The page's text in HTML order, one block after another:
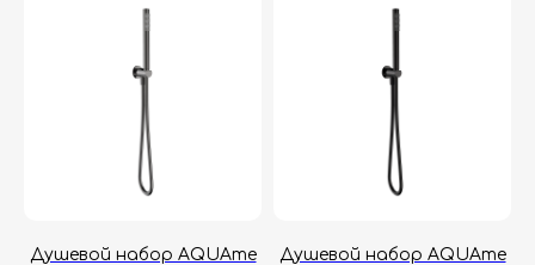
Душевой набор AQUAme
Душевой набор AQUAme